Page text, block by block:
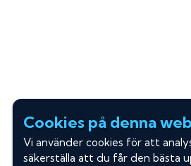
Cookies på denna
Vi använder cookies för att
säkerställa att du får den bästa